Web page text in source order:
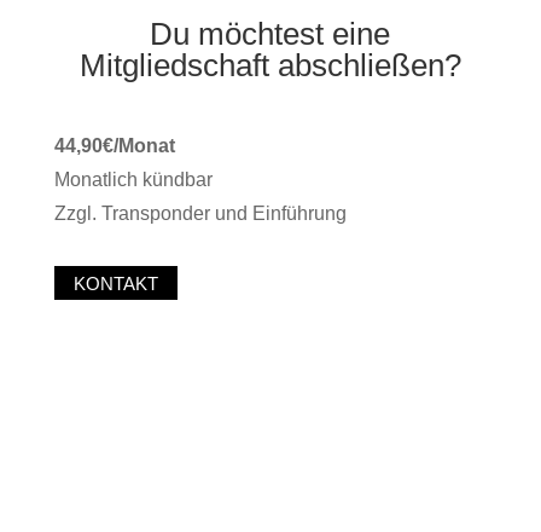
Du möchtest eine
Mitgliedschaft abschließen?
44,90€/Monat
Monatlich kündbar
Zzgl. Transponder und Einführung
KONTAKT